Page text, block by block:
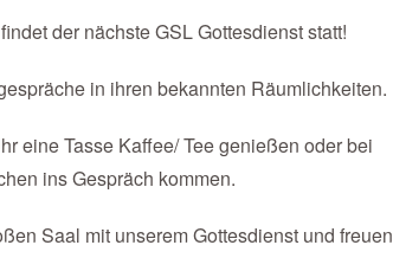
der nächste GSL Gottesdienst statt!
in ihren bekannten Räumlichkeiten.
eine Tasse Kaffee/ Tee genießen oder bei
ins Gespräch kommen.
Saal mit unserem Gottesdienst und freuen